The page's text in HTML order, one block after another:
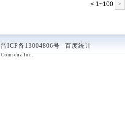
< 1~100 >
晋ICP备13004806号 - 百度统计
Comsenz Inc.